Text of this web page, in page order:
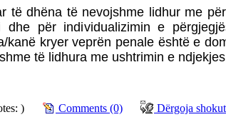
të dhëna të nevojshme lidhur me
dhe për individualizimin e
kanë kryer veprën penale është e
të lidhura me ushtrimin e
) Comments (0) Dërgoja shokut